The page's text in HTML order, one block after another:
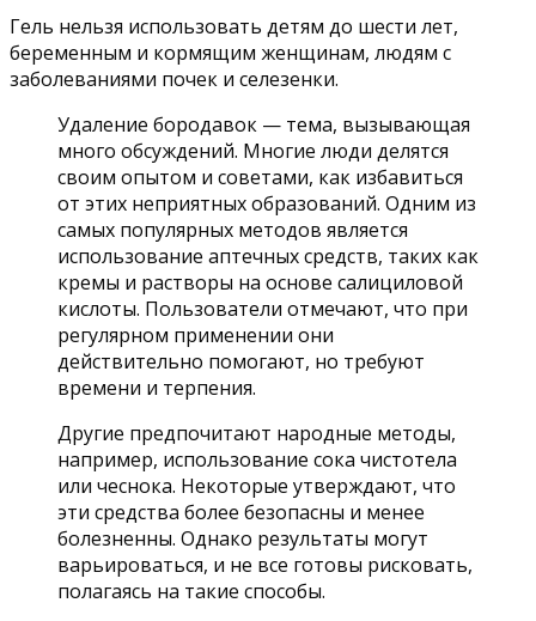
Гель нельзя использовать детям до шести лет,
беременным и кормящим женщинам, людям с
заболеваниями почек и селезенки.
Удаление бородавок — тема, вызывающая
много обсуждений. Многие люди делятся
своим опытом и советами, как избавиться
от этих неприятных образований. Одним из
самых популярных методов является
использование аптечных средств, таких как
кремы и растворы на основе салициловой
кислоты. Пользователи отмечают, что при
регулярном применении они
действительно помогают, но требуют
времени и терпения.
Другие предпочитают народные методы,
например, использование сока чистотела
или чеснока. Некоторые утверждают, что
эти средства более безопасны и менее
болезненны. Однако результаты могут
варьироваться, и не все готовы рисковать,
полагаясь на такие способы.